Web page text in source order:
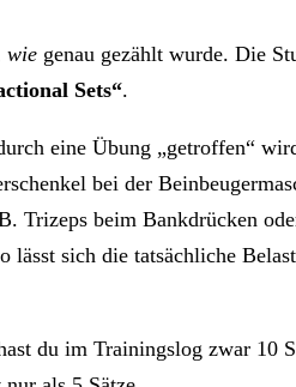
wie genau gezählt wurde. Die
Sets“.
eine Übung „getroffen“
bei der
Trizeps beim Bankdrücken
lässt sich die tatsächliche
du im Trainingslog zwar 10